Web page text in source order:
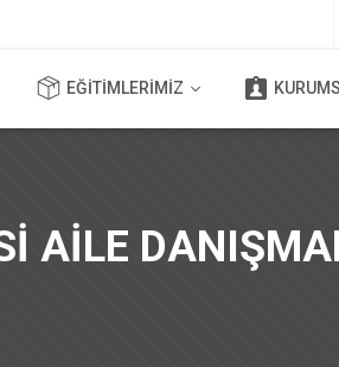
EĞİTİMLERİMİZ
AİLE